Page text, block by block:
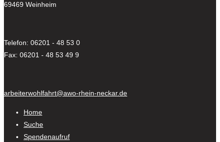
69469 Weinheim
Telefon: 06201 - 48 53 0
Fax: 06201 - 48 53 49 9
arbeiterwohlfahrt@awo-rhein-neckar.de
Home
Suche
Spendenaufruf